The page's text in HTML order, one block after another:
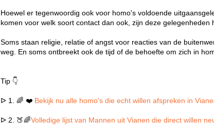
Hoewel er tegenwoordig ook voor homo's voldoende
komen voor welk soort contact dan ook, zijn deze gelegenheden
Soms staan religie, relatie of angst voor reacties van de
weg. En soms ontbreekt ook de tijd of de behoefte om zich in
Tip 👇
ᐅ 1. 🌈 ❤️ Bekijk nu alle homo's die echt willen afspreken in
ᐅ 2. 🍑🌈Volledige lijst van Mannen uit Vianen die direct willen